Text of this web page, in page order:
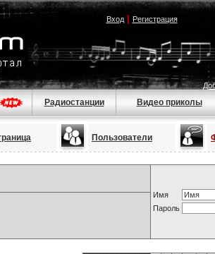
Вход| Регистрация
Радиостанции Видео приколы
Пользователи
Имя
Пароль